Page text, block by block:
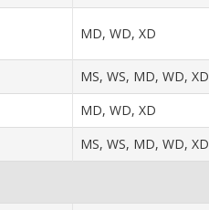
MD, WD, XD
MS, WS, MD, WD, XD
MD, WD, XD
MS, WS, MD, WD, XD